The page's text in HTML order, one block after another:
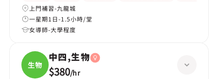
上門補習-九龍城
一星期1日-1.5小時/堂
女導師-大學程度
生物
中四,生物
$380/hr